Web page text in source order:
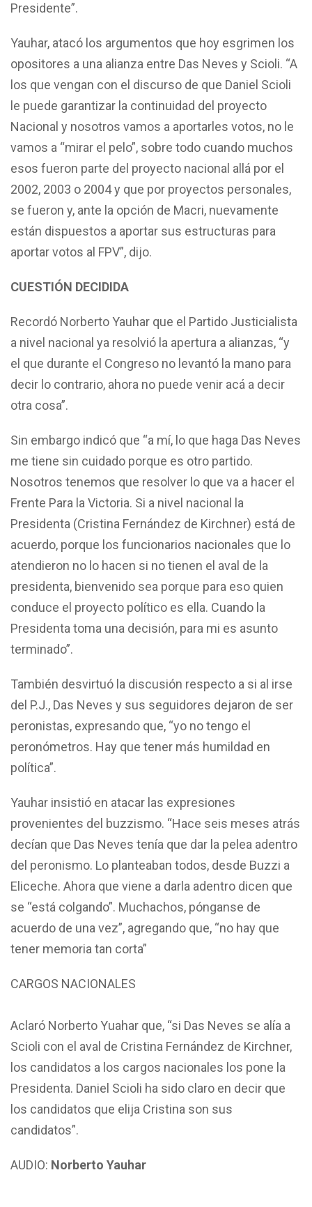
Presidente”.
Yauhar, atacó los argumentos que hoy esgrimen los
opositores a una alianza entre Das Neves y Scioli. “A
los que vengan con el discurso de que Daniel Scioli
le puede garantizar la continuidad del proyecto
Nacional y nosotros vamos a aportarles votos, no le
vamos a “mirar el pelo”, sobre todo cuando muchos
esos fueron parte del proyecto nacional allá por el
2002, 2003 o 2004 y que por proyectos personales,
se fueron y, ante la opción de Macri, nuevamente
están dispuestos a aportar sus estructuras para
aportar votos al FPV”, dijo.
CUESTIÓN DECIDIDA
Recordó Norberto Yauhar que el Partido Justicialista
a nivel nacional ya resolvió la apertura a alianzas, “y
el que durante el Congreso no levantó la mano para
decir lo contrario, ahora no puede venir acá a decir
otra cosa”.
Sin embargo indicó que “a mí, lo que haga Das Neves
me tiene sin cuidado porque es otro partido.
Nosotros tenemos que resolver lo que va a hacer el
Frente Para la Victoria. Si a nivel nacional la
Presidenta (Cristina Fernández de Kirchner) está de
acuerdo, porque los funcionarios nacionales que lo
atendieron no lo hacen si no tienen el aval de la
presidenta, bienvenido sea porque para eso quien
conduce el proyecto político es ella. Cuando la
Presidenta toma una decisión, para mi es asunto
terminado”.
También desvirtuó la discusión respecto a si al irse
del P.J., Das Neves y sus seguidores dejaron de ser
peronistas, expresando que, “yo no tengo el
peronómetros. Hay que tener más humildad en
política”.
Yauhar insistió en atacar las expresiones
provenientes del buzzismo. “Hace seis meses atrás
decían que Das Neves tenía que dar la pelea adentro
del peronismo. Lo planteaban todos, desde Buzzi a
Eliceche. Ahora que viene a darla adentro dicen que
se “está colgando”. Muchachos, pónganse de
acuerdo de una vez”, agregando que, “no hay que
tener memoria tan corta”
CARGOS NACIONALES
Aclaró Norberto Yuahar que, “si Das Neves se alía a
Scioli con el aval de Cristina Fernández de Kirchner,
los candidatos a los cargos nacionales los pone la
Presidenta. Daniel Scioli ha sido claro en decir que
los candidatos que elija Cristina son sus
candidatos”.
AUDIO: Norberto Yauhar